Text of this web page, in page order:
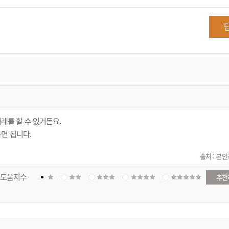
를 할 수 있거든요.
됩니다.
출처 : 본
도움지수 추